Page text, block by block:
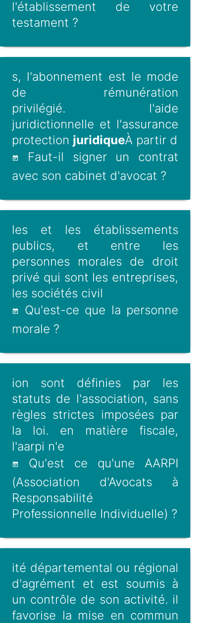
l'établissement de votre
testament ?
s, l'abonnement est le mode
de rémunération
privilégié. l'aide
juridictionnelle et l'assurance
protection juridiqueÀ partir d
Faut-il signer un contrat
avec son cabinet d'avocat ?
les et les établissements
publics, et entre les
personnes morales de droit
privé qui sont les entreprises,
les sociétés civil
Qu'est-ce que la personne
morale ?
ion sont définies par les
statuts de l'association, sans
règles strictes imposées par
la loi. en matière fiscale,
l'aarpi n'e
Qu'est ce qu'une AARPI
(Association d'Avocats à
Responsabilité
Professionnelle Individuelle) ?
ité départemental ou régional
d'agrément et est soumis à
un contrôle de son activité. il
favorise la mise en commun